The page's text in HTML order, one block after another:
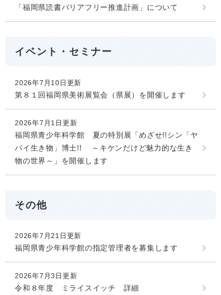
「福岡県読書バリアフリー推進計画」について
イベント・セミナー
2026年7月10日更新
第８１回福岡県美術展覧会（県展）を開催します
2026年7月1日更新
福岡県青少年科学館 夏の特別展「めざせ!!シン「ヤ
バイ生き物」博士!! ～キケンだけど魅力的な生き
物の世界～」を開催します
その他
2026年7月21日更新
福岡県青少年科学館の指定管理者を募集します
2026年7月3日更新
令和８年度 ミライスイッチ 詳細